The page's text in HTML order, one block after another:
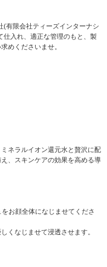
(有限会社ティーズインターナシ
仕入れ、適正な管理のもと、製
めくださいませ。
ネラルイオン還元水と贅沢に配
、スキンケアの効果を高める導
お顔全体になじませてくださ
くなじませて浸透させます。